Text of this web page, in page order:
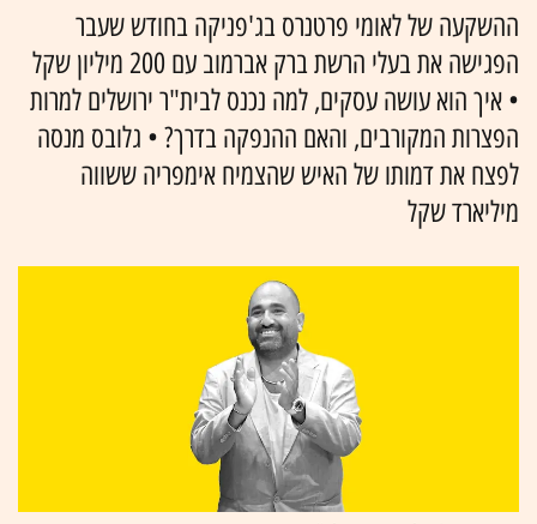
ההשקעה של לאומי פרטנרס בג'פניקה בחודש שעבר
הפגישה את בעלי הרשת ברק אברמוב עם 200 מיליון שקל
• איך הוא עושה עסקים, למה נכנס לבית"ר ירושלים למרות
הפצרות המקורבים, והאם ההנפקה בדרך? • גלובס מנסה
לפצח את דמותו של האיש שהצמיח אימפריה ששווה
מיליארד שקל